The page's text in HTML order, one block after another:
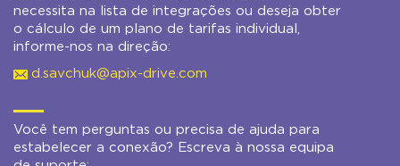
necessita na lista de integrações ou deseja obter
o cálculo de um plano de tarifas individual,
informe-nos na direção:
d.savchuk@apix-drive.com
Você tem perguntas ou precisa de ajuda para
estabelecer a conexão? Escreva à nossa equipa